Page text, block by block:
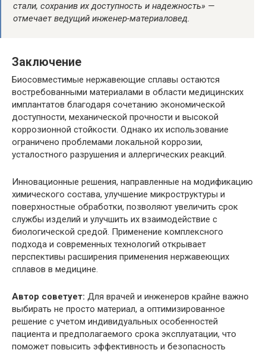
стали, сохранив их доступность и надежность» —
отмечает ведущий инженер-материаловед.
Заключение
Биосовместимые нержавеющие сплавы остаются
востребованными материалами в области медицинских
имплантатов благодаря сочетанию экономической
доступности, механической прочности и высокой
коррозионной стойкости. Однако их использование
ограничено проблемами локальной коррозии,
усталостного разрушения и аллергических реакций.
Инновационные решения, направленные на модификацию
химического состава, улучшение микроструктуры и
поверхностные обработки, позволяют увеличить срок
службы изделий и улучшить их взаимодействие с
биологической средой. Применение комплексного
подхода и современных технологий открывает
перспективы расширения применения нержавеющих
сплавов в медицине.
Автор советует: Для врачей и инженеров крайне важно
выбирать не просто материал, а оптимизированное
решение с учетом индивидуальных особенностей
пациента и предполагаемого срока эксплуатации, что
поможет повысить эффективность и безопасность